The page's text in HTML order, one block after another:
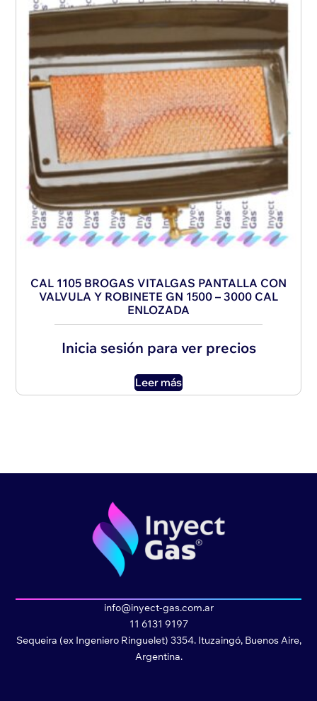
CAL 1105 BROGAS VITALGAS PANTALLA CON
VALVULA Y ROBINETE GN 1500 – 3000 CAL
ENLOZADA
Inicia sesión para ver precios
Leer más
info@inyect-gas.com.ar
11 6131 9197
Sequeira (ex Ingeniero Ringuelet) 3354. Ituzaingó, Buenos Aire,
Argentina.